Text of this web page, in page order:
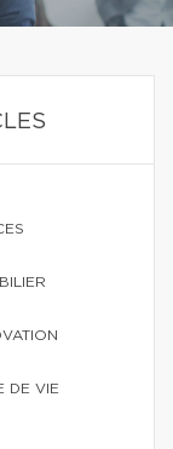
DE VIE